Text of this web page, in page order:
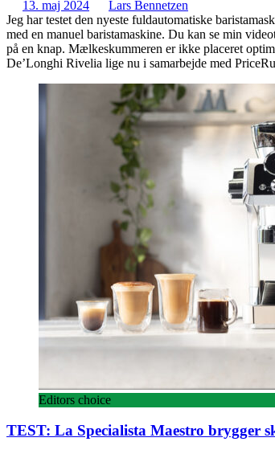
13. maj 2024
Lars Bennetzen
Jeg har testet den nyeste fuldautomatiske
med en manuel baristamaskine. Du kan se min
på en knap. Mælkeskummeren er ikke placeret
De’Longhi Rivelia lige nu i samarbejde med
Editors choice
TEST: La Specialista Maestro brygger